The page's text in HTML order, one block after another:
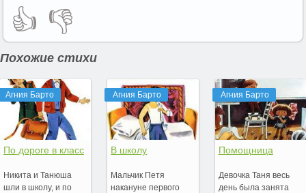
👍 👎
Похожие стихи
Агния Барто
По дороге в класс
Никита и Танюша
шли в школу, и по
Агния Барто
В школу
Мальчик Петя
накануне первого
Агния Барто
Помощница
Девочка Таня весь
день была занята